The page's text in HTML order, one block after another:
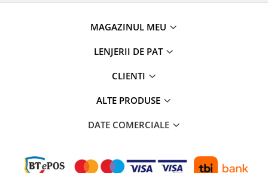
MAGAZINUL MEU
LENJERII DE PAT
CLIENTI
ALTE PRODUSE
DATE COMERCIALE